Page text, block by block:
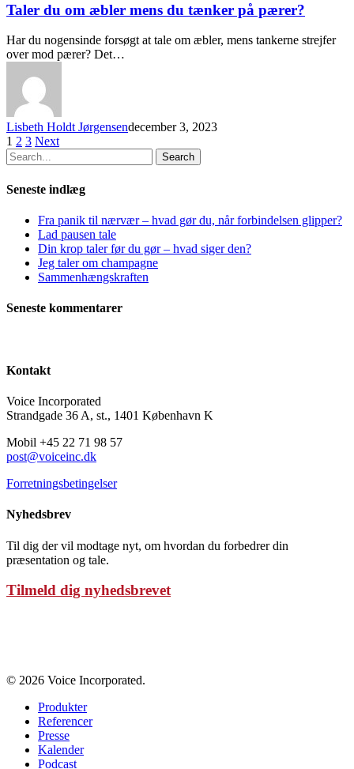
Taler du om æbler mens du tænker på pærer?
Har du nogensinde forsøgt at tale om æbler, mens tankerne strejfer
over mod pærer? Det…
Lisbeth Holdt Jørgensendecember 3, 2023
1 2 3 Next
Search
Seneste indlæg
Fra panik til nærvær – hvad gør du, når forbindelsen glipper?
Lad pausen tale
Din krop taler før du gør – hvad siger den?
Jeg taler om champagne
Sammenhængskraften
Seneste kommentarer
Kontakt
Voice Incorporated
Strandgade 36 A, st., 1401 København K
Mobil +45 22 71 98 57
post@voiceinc.dk
Forretningsbetingelser
Nyhedsbrev
Til dig der vil modtage nyt, om hvordan du forbedrer din
præsentation og tale.
Tilmeld dig nyhedsbrevet
© 2026 Voice Incorporated.
Produkter
Referencer
Presse
Kalender
Podcast